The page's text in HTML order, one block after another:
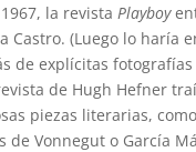
la revista Playboy
Castro. (Luego lo haría
de explícitas
de Hugh Hefner
piezas literarias,
de Vonnegut o García